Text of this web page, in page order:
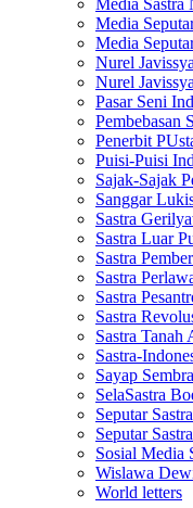
Media
Media
Nurel
Nurel
Pasar Seni
Pembebasan
Penerbit
Puisi-Puisi
Sajak-Sajak
Sanggar
Sastra
Sastra Luar
Sastra
Sastra
Sastra
Sastra
Sastra Tanah
Sastra-
Sayap
SelaSastra
Seputar
Seputar
Sosial Media
Wislawa
World letters